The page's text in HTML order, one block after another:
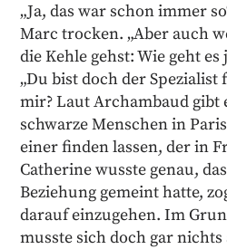
„Ja, das war schon immer
Marc trocken. „Aber auch
die Kehle gehst: Wie geht es
„Du bist doch der Spezialist
mir? Laut Archambaud gibt
schwarze Menschen in
einer finden lassen, der in
Catherine wusste genau,
Beziehung gemeint hatte,
darauf einzugehen. Im
musste sich doch gar